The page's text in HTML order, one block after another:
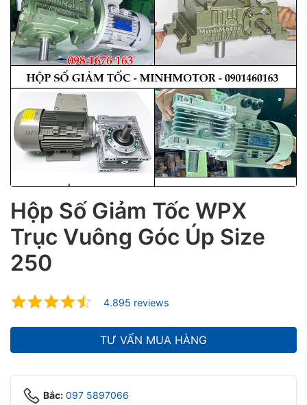
Hộp Số Giảm Tốc WPX
Trục Vuông Góc Úp Size
250
4.895 reviews
TƯ VẤN MUA HÀNG
Bắc: 097 5897066